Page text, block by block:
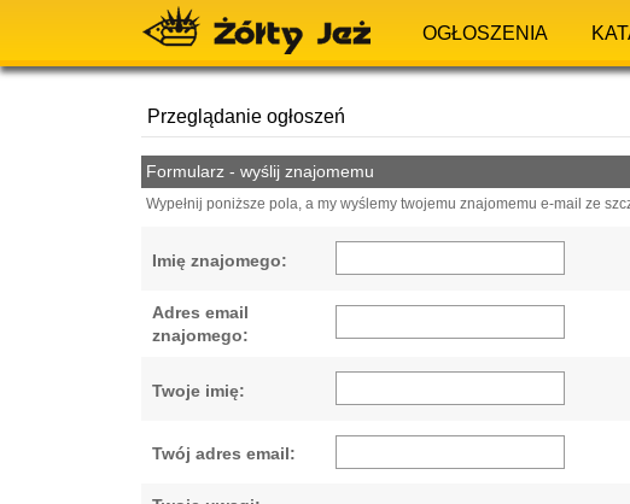
OGŁOSZENIA
Przeglądanie ogłoszeń
Formularz - wyślij znajomemu
Wypełnij poniższe pola, a my wyślemy twojemu znajomemu e-mail ze
Imię znajomego:
Adres email
znajomego:
Twoje imię:
Twój adres email: